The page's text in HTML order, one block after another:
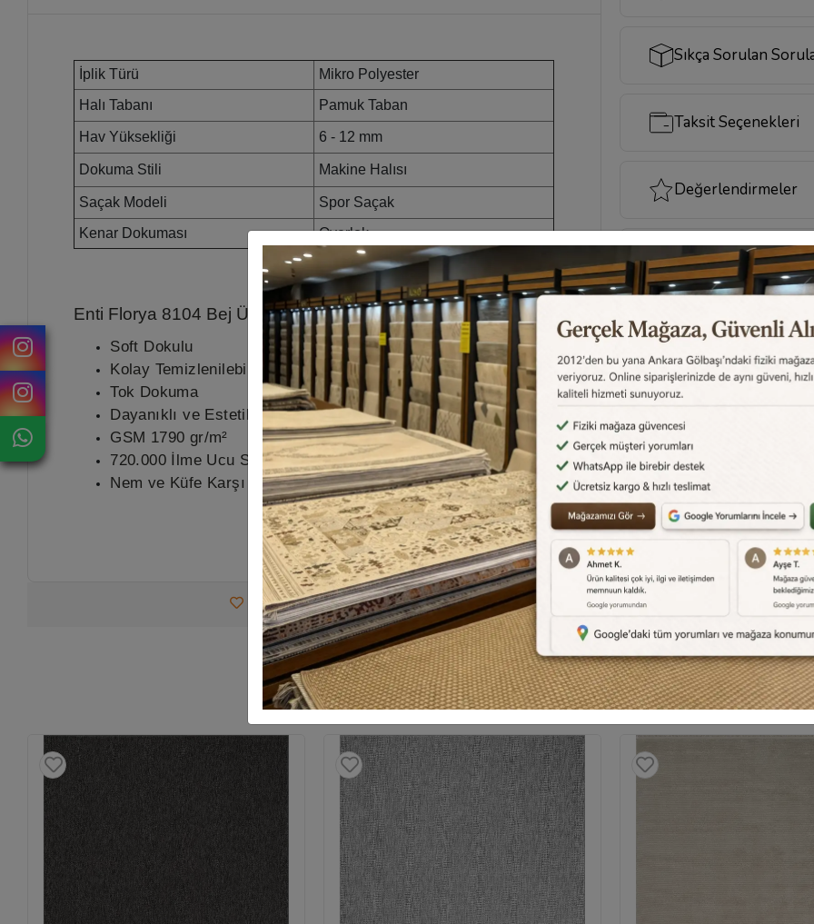
İplik Türü
Mikro Polyester
Halı Tabanı
Pamuk Taban
Hav Yüksekliği 6 - 12 mm
Dokuma Stili Makine Halısı
Saçak Modeli
Spor Saçak
Kenar Dokuması
Overlok
Enti Florya 8104 Bej Ürün Özellikleri
Soft Dokulu
Kolay Temizlenilebilir
Tok Dokuma
Dayanıklı ve Estetik Görünüm
GSM 1790 gr/m²
720.000 İlme Ucu Sıklığı
Nem ve Küfe Karşı Dayanıklı
Sıkça Sorulan
Taksit Seçenekleri
Değerlendirmeler
Destek Merkezi
cevapları içindestek merkezi
edebilirsiniz.
Favorilerime Ekle Tavsiye Et Yorum Yaz Karşılaştır
Benzer Ürünler